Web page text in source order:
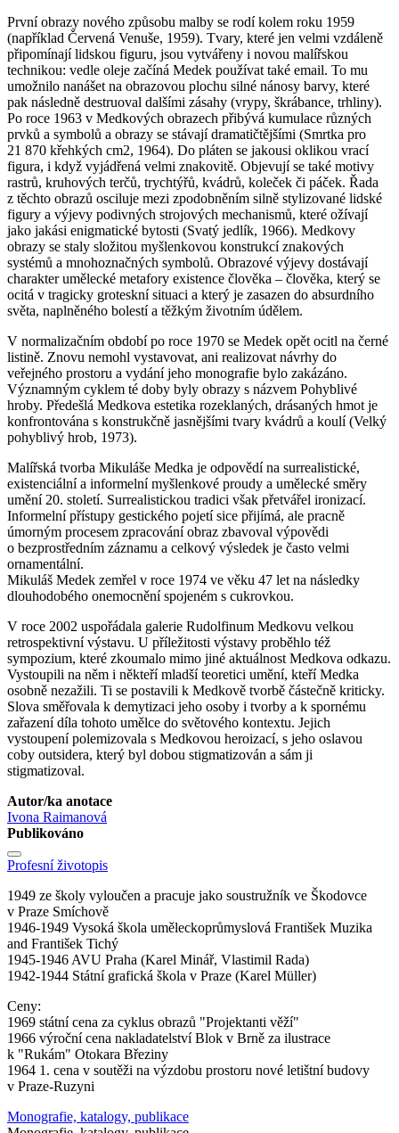
První obrazy nového způsobu malby se rodí kolem roku 1959
(například Červená Venuše, 1959). Tvary, které jen velmi vzdáleně
připomínají lidskou figuru, jsou vytvářeny i novou malířskou
technikou: vedle oleje začíná Medek používat také email. To mu
umožnilo nanášet na obrazovou plochu silné nánosy barvy, které
pak následně destruoval dalšími zásahy (vrypy, škrábance, trhliny).
Po roce 1963 v Medkových obrazech přibývá kumulace různých
prvků a symbolů a obrazy se stávají dramatičtějšími (Smrtka pro
21 870 křehkých cm2, 1964). Do pláten se jakousi oklikou vrací
figura, i když vyjádřená velmi znakovitě. Objevují se také motivy
rastrů, kruhových terčů, trychtýřů, kvádrů, koleček či páček. Řada
z těchto obrazů osciluje mezi zpodobněním silně stylizované lidské
figury a výjevy podivných strojových mechanismů, které ožívají
jako jakási enigmatické bytosti (Svatý jedlík, 1966). Medkovy
obrazy se staly složitou myšlenkovou konstrukcí znakových
systémů a mnohoznačných symbolů. Obrazové výjevy dostávají
charakter umělecké metafory existence člověka – člověka, který se
ocitá v tragicky groteskní situaci a který je zasazen do absurdního
světa, naplněného bolestí a těžkým životním údělem.
V normalizačním období po roce 1970 se Medek opět ocitl na černé
listině. Znovu nemohl vystavovat, ani realizovat návrhy do
veřejného prostoru a vydání jeho monografie bylo zakázáno.
Významným cyklem té doby byly obrazy s názvem Pohyblivé
hroby. Předešlá Medkova estetika rozeklaných, drásaných hmot je
konfrontována s konstrukčně jasnějšími tvary kvádrů a koulí (Velký
pohyblivý hrob, 1973).
Malířská tvorba Mikuláše Medka je odpovědí na surrealistické,
existenciální a informelní myšlenkové proudy a umělecké směry
umění 20. století. Surrealistickou tradici však přetvářel ironizací.
Informelní přístupy gestického pojetí sice přijímá, ale pracně
úmorným procesem zpracování obraz zbavoval výpovědi
o bezprostředním záznamu a celkový výsledek je často velmi
ornamentální.
Mikuláš Medek zemřel v roce 1974 ve věku 47 let na následky
dlouhodobého onemocnění spojeném s cukrovkou.
V roce 2002 uspořádala galerie Rudolfinum Medkovu velkou
retrospektivní výstavu. U příležitosti výstavy proběhlo též
sympozium, které zkoumalo mimo jiné aktuálnost Medkova odkazu.
Vystoupili na něm i někteří mladší teoretici umění, kteří Medka
osobně nezažili. Ti se postavili k Medkově tvorbě částečně kriticky.
Slova směřovala k demytizaci jeho osoby i tvorby a k spornému
zařazení díla tohoto umělce do světového kontextu. Jejich
vystoupení polemizovala s Medkovou heroizací, s jeho oslavou
coby outsidera, který byl dobou stigmatizován a sám ji
stigmatizoval.
Autor/ka anotace
Ivona Raimanová
Publikováno
Profesní životopis
1949 ze školy vyloučen a pracuje jako soustružník ve Škodovce
v Praze Smíchově
1946-1949 Vysoká škola uměleckoprůmyslová František Muzika
and František Tichý
1945-1946 AVU Praha (Karel Minář, Vlastimil Rada)
1942-1944 Státní grafická škola v Praze (Karel Müller)
Ceny:
1969 státní cena za cyklus obrazů "Projektanti věží"
1966 výroční cena nakladatelství Blok v Brně za ilustrace
k "Rukám" Otokara Březiny
1964 1. cena v soutěži na výzdobu prostoru nové letištní budovy
v Praze-Ruzyni
Monografie, katalogy, publikace